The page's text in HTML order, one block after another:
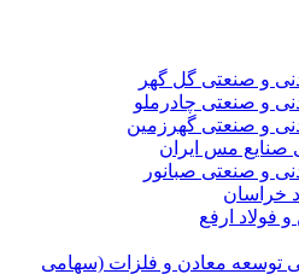
و صنعتی گل گهر
و صنعتی چادرملو
و صنعتی گهرزمین
مس ایران
و صنعتی صبانور
خراسان
فولاد ارفع
توسعه معادن و فلزات (سهامی